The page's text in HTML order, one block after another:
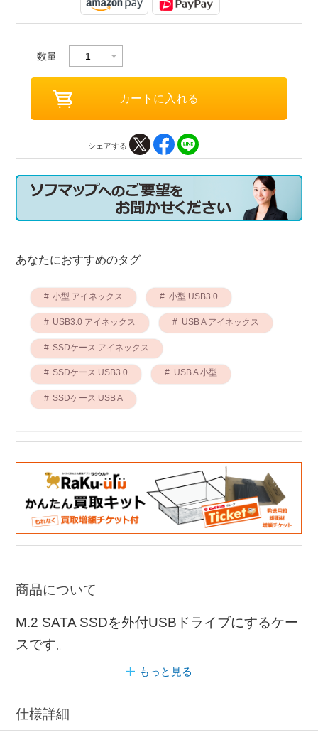
数量
シェアする
あなたにおすすめのタグ
小型 アイネックス 小型 USB3.0
USB3.0 アイネックス USB A アイネックス
SSDケース アイネックス
SSDケース USB3.0 USB A 小型
SSDケース USB A
商品について
M.2 SATA SSDを外付USBドライブにするケー
スです。
もっと見る
仕様詳細